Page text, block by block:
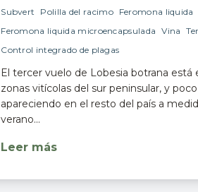
Subvert Polilla del racimo Feromona liquida
Feromona liquida microencapsulada
Vina
Control integrado de plagas
El tercer vuelo de Lobesia botrana está
zonas vitícolas del sur peninsular, y
apareciendo en el resto del país a
verano...
Leer más